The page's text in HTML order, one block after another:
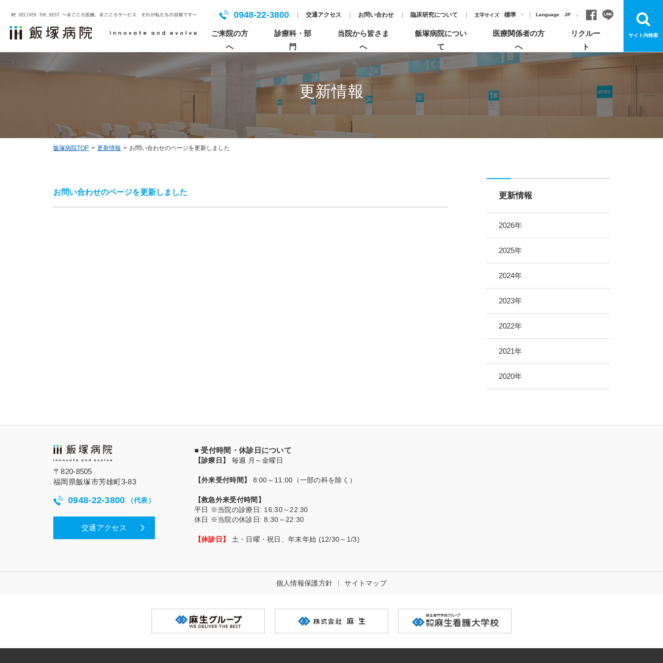
0948-22-3800 交通アクセス お問い合わせ 臨床研究について 文字サイズ 標準 Language JP
ご来院の方
へ
入院について お見舞いについて
救急外来受診について セカンドオピニオンについて
診療科・部
門
各センターについて 各部門について
当院から皆さま
へ
飯塚病院のがん診療
飯塚病院で相談できるスタッフ 個人情報保護方針（プライバシーポリシー）
NCDの外科手術・治療データベース事業
ソーシャルメディアについて イベント・講演会
地域医療サポーター制度
病院救急車のクラウドファンディング
飯塚病院につい
て
医療関係者の方
へ
患者さんのご紹介について 登録医制度のご紹介
リクルー
ト
サイト内検索
更新情報
飯塚病院TOP 更新情報 お問い合わせのページを更新しました
お問い合わせのページを更新しました 更新情報
2026年
2025年
2024年
2023年
2022年
2021年
2020年
〒820-8505
福岡県飯塚市芳雄町3-83
0948-22-3800 （代表）
交通アクセス
■ 受付時間・休診日について
【診療日】 毎週 月～金曜日
【外来受付時間】 8:00～11:00（一部の科を除く）
【救急外来受付時間】
平日 ※当院の診療日: 16:30～22:30
休日 ※当院の休診日: 8:30～22:30
【休診日】 土・日曜・祝日、年末年始 (12/30～1/3)
個人情報保護方針 サイトマップ